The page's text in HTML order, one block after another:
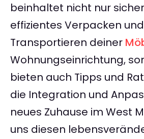
beinhaltet nicht nur
effizientes Verpacken und
Transportieren deiner
Wohnungseinrichtung,
bieten auch Tipps und
die Integration und
neues Zuhause im West
uns diesen